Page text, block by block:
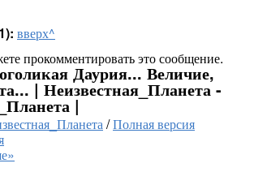
вверх^
прокомментировать это сообщение.
Даурия... Величие,
| Неизвестная_Планета -
|
/Полная версия